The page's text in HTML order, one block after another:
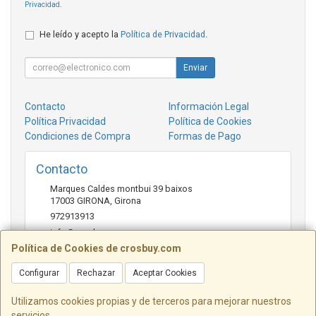
Política de Cookies de crosbuy.com
Configurar Rechazar Aceptar Cookies
Utilizamos cookies propias y de terceros para mejorar nuestros
Privacidad
He leído y acepto la Política de Privacidad
Enviar
Contacto
Información Legal
Política Privacidad
Política de Cookies
Condiciones de Compra
Formas de Pago
Contacto
Marques Caldes montbui 39 baixos
17003 GIRONA Girona
972913913
info@crosbuy.com
Horario
de 10:00 a 13:30 y de 16:30 a 20:00